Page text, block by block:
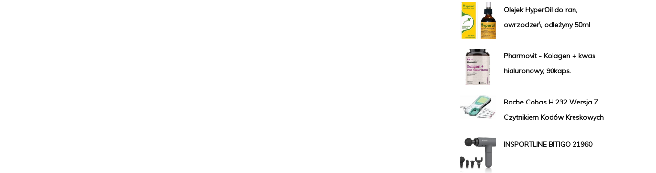
Olejek HyperOil do ran,
owrzodzeń, odleżyny 50ml
Pharmovit - Kolagen + kwas
hialuronowy, 90kaps.
Roche Cobas H 232 Wersja Z
Czytnikiem Kodów Kreskowych
INSPORTLINE BITIGO 21960